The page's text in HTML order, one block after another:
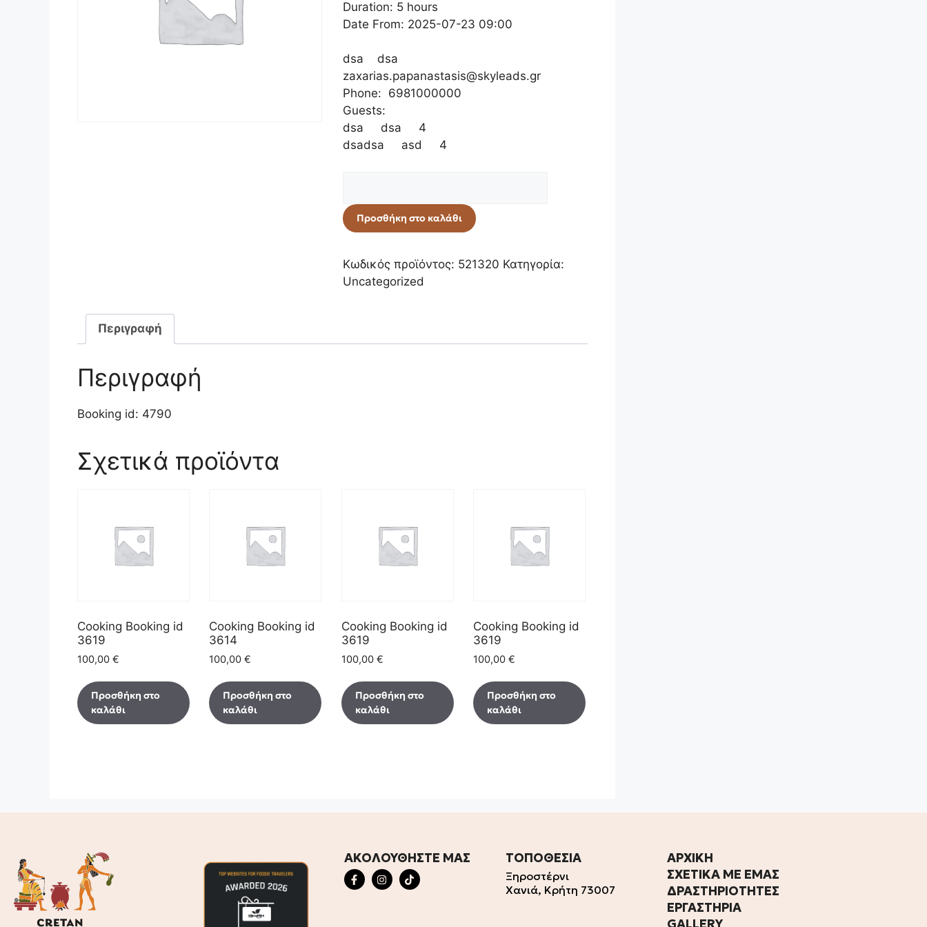
Duration: 5 hours
Date From: 2025-07-23 09:00
dsa dsa
zaxarias.papanastasis@skyleads.gr
Phone: 6981000000
Guests:
dsa dsa 4
dsadsa asd 4
Προσθήκη στο καλάθι
Κωδικός προϊόντος: 521320 Κατηγορία:
Uncategorized
Περιγραφή
Περιγραφή
Booking id: 4790
Σχετικά προϊόντα
Cooking Booking id
3619
100,00 €
Προσθήκη στο
καλάθι
Cooking Booking id
3614
100,00€
Προσθήκη στο
καλάθι
Cooking Booking id
3619
100,00 €
Προσθήκη στο
καλάθι
Cooking Booking id
3619
100,00 €
Προσθήκη στο
καλάθι
ΑΚΟΛΟΥΘΗΣΤΕ ΜΑΣ ΤΟΠΟΘΕΣΙΑ
Ξηροστέρνι
Χανιά, Κρήτη 73007
ΑΡΧΙΚΗ
ΣΧΕΤΙΚΑ ΜΕ ΕΜΑΣ
ΔΡΑΣΤΗΡΙΟΤΗΤΕΣ
ΕΡΓΑΣΤΗΡΙΑ